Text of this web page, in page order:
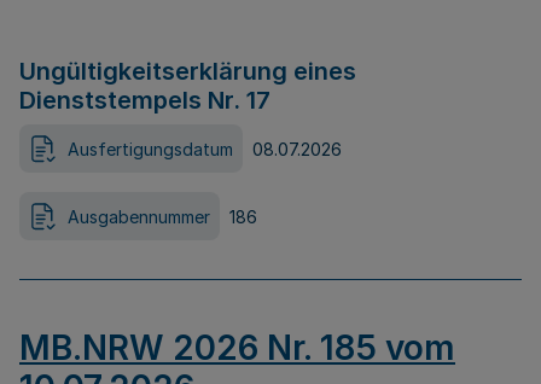
Ungültigkeitserklärung eines
Dienststempels Nr. 17
Ausfertigungsdatum 08.07.2026
Ausgabennummer 186
MB.NRW 2026 Nr. 185 vom